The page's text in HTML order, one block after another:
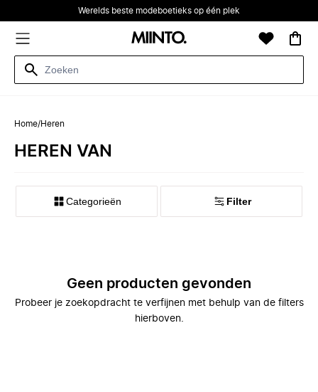
Werelds beste modeboetieks op één plek
Home/Heren
HEREN VAN
Categorieën Filter
Geen producten gevonden
Probeer je zoekopdracht te verfijnen met behulp van de filters
hierboven.